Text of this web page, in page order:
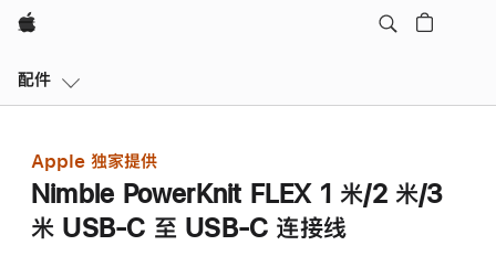
Apple
配件
Apple 独家提供
Nimble PowerKnit FLEX 1 米/2 米/3
米 USB-C 至 USB-C 连接线